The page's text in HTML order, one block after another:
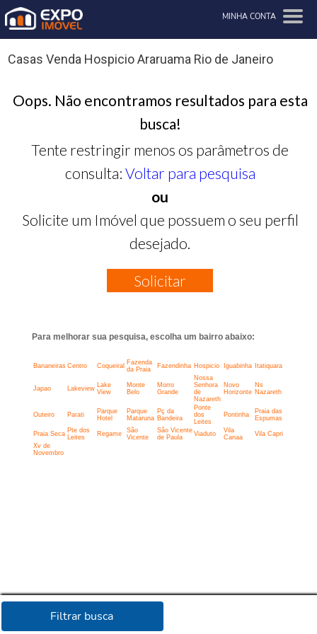
MINHA CONTA
Filtrar busca
Casas Venda Hospicio Araruama Rio de Janeiro
Oops. Não encontramos resultados para esta
busca!
Tente restringir menos os parâmetros de
consulta: Voltar para pesquisa
ou
Solicite um Imóvel que possuem o seu perfil
desejado.
Solicitar
Para melhorar sua pesquisa, escolha um bairro abaixo:
Bananeiras Centro Coqueiral Fazenda
da Praia
Fazendinha Hospicio Iguabinha Itatiquara
Japao Lakeview
Lake
View
Monte
Belo
Morro
Grande
Nossa
Senhora
de
Nazareth
Novo
Horizonte
Ns
Nazareth
Outeiro Parati
Parque
Hotel
Parque
Mataruna
Pç da
Bandeira
Ponte
dos
Leites
Pontinha
Praia das
Espumas
Praia Seca Pte dos
Leites
Regame
São
Vicente
São Vicente
de Paula
Viaduto
Vila
Canaa
Vila Capri
Xv de
Novembro